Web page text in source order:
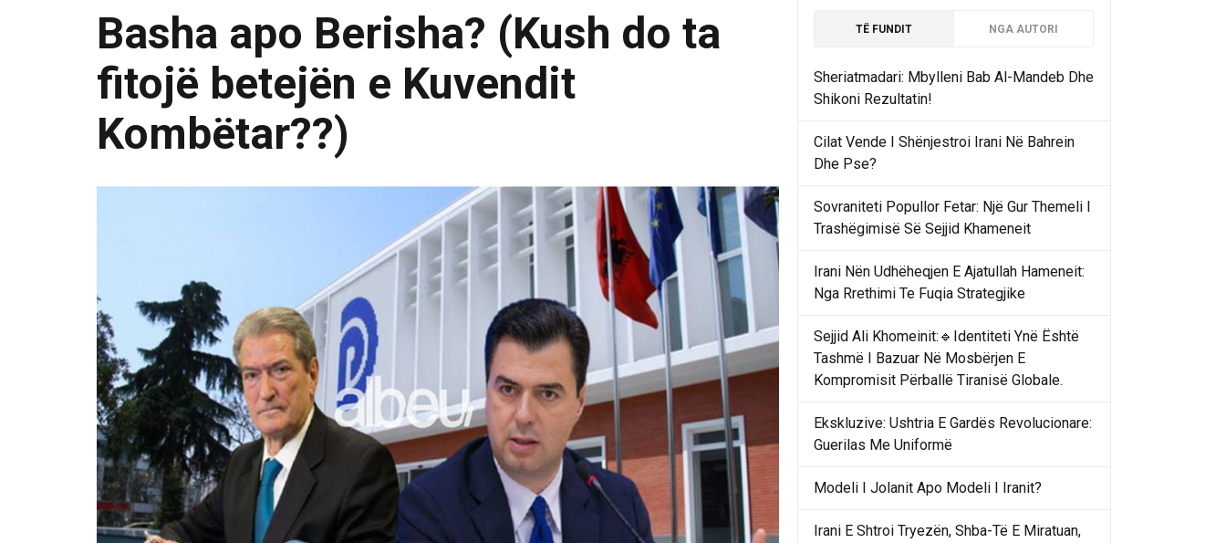
Basha apo Berisha? (Kush do ta
fitojë betejën e Kuvendit
Kombëtar??)
TË FUNDIT NGA AUTORI
Sheriatmadari: Mbylleni Bab Al-Mandeb Dhe
Shikoni Rezultatin!
Cilat Vende I Shënjestroi Irani Në Bahrein
Dhe Pse?
Sovraniteti Popullor Fetar: Një Gur Themeli I
Trashëgimisë Së Sejjid Khameneit
Irani Nën Udhëheqjen E Ajatullah Hameneit:
Nga Rrethimi Te Fuqia Strategjike
Sejjid Ali Khomeinit:🔹Identiteti Ynë Është
Tashmë I Bazuar Në Mosbërjen E
Kompromisit Përballë Tiranisë Globale.
Ekskluzive: Ushtria E Gardës Revolucionare:
Guerilas Me Uniformë
Modeli I Jolanit Apo Modeli I Iranit?
Irani E Shtroi Tryezën, Shba-Të E Miratuan,